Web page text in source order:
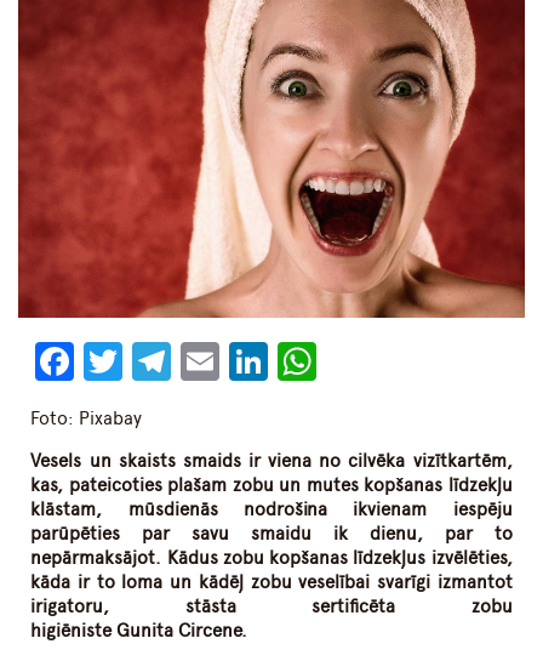
Facebook
Twitter
Telegram
EmailLinkedIn
Foto: Pixabay
Vesels un skaists smaids ir viena no cilvēka vizītkartēm,
kas, pateicoties plašam zobu un mutes kopšanas līdzekļu
klāstam, mūsdienās nodrošina ikvienam iespēju
parūpēties par savu smaidu ik dienu, par to
nepārmaksājot. Kādus zobu kopšanas līdzekļus izvēlēties,
kāda ir to loma un kādēļ zobu veselībai svarīgi izmantot
irigatoru, stāsta sertificēta zobu
higiēnisteGunita Circene.